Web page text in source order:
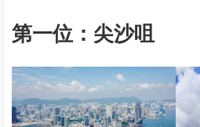
第一位：尖沙咀